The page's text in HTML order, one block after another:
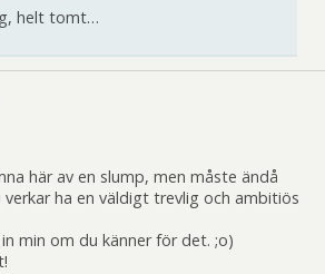
helt tomt…
här av en slump, men måste ändå
ha en väldigt trevlig och ambitiös
min om du känner för det. ;o)